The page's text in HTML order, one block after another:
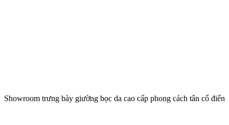
Showroom trưng bày giường bọc da cao cấp phong cách tân cổ điển